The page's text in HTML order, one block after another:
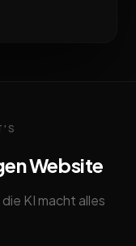
Website
KI macht alles